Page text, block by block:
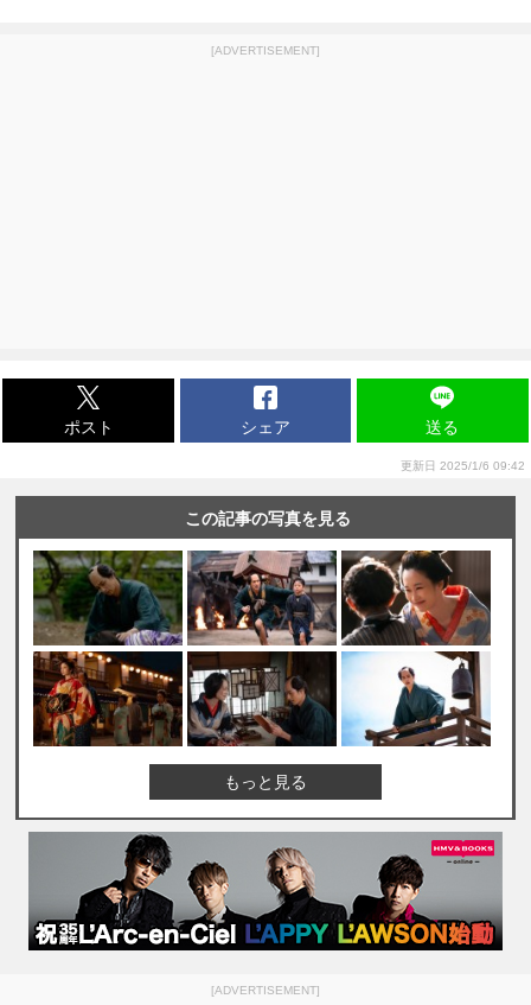
[ADVERTISEMENT]
ポスト シェア 送る
更新日 2025/1/6 09:42
この記事の写真を見る
もっと見る
[ADVERTISEMENT]